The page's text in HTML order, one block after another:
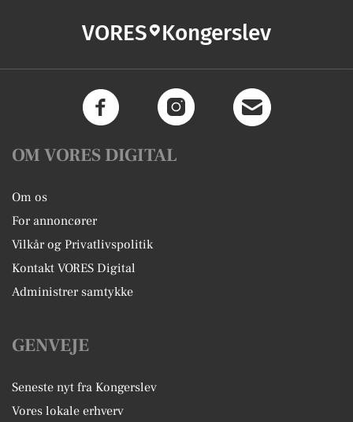
VORES Kongerslev
OM VORES DIGITAL
Om os
For annoncører
Vilkår og Privatlivspolitik
Kontakt VORES Digital
Administrer samtykke
GENVEJE
Seneste nyt fra Kongerslev
Vores lokale erhverv